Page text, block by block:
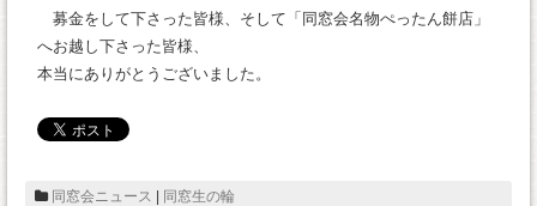
募金をして下さった皆様、そして「同窓会名物ぺったん餅店」
へお越し下さった皆様、
本当にありがとうございました。
同窓会ニュース | 同窓生の輪